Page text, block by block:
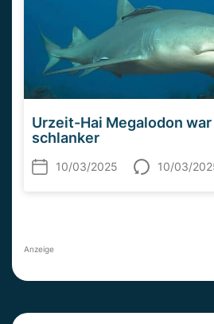
Urzeit-Hai Megalodon
schlanker
10/03/2025 10/03/
Anzeige